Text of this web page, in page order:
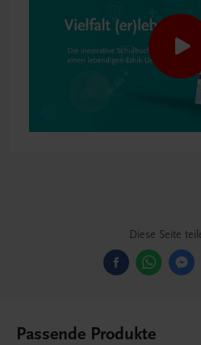
Diese Seite
Passende Produkte